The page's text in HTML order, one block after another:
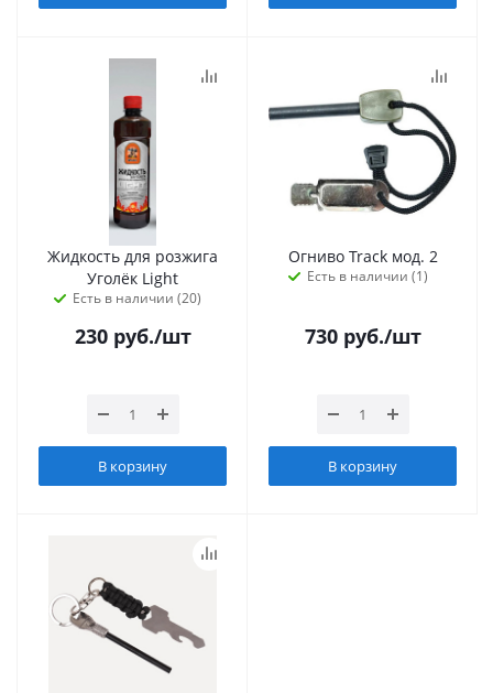
Жидкость для розжига
Уголёк Light
Есть в наличии (20)
230руб./шт
В корзину
Огниво Track мод. 2
Есть в наличии (1)
730руб./шт
В корзину